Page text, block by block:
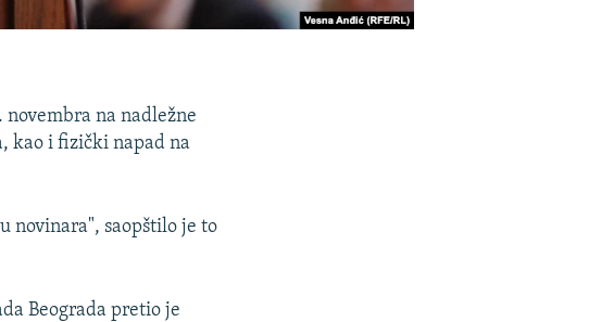
na nadležne
kao i fizički napad na
novinara", saopštilo je to
Beograda pretio je